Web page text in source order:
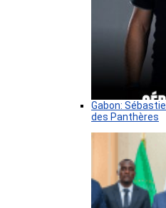
Gabon:
des Panthères